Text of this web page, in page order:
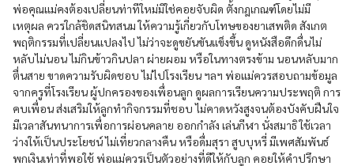
พ่อคุณแม่คงต้องเปลี่ยนท่าทีใหม่มิใช่คอยจับผิด ตั้งกฎเกณฑ์โดยไม่มี
เหตุผล ควรใกล้ชิดสนิทสนม ให้ความรู้เกี่ยวกับโทษของยาเสพติด สังเกต
พฤติกรรมที่เปลี่ยนแปลงไป ไม่ว่าจะดูขยันขันแข็งขึ้น ดูหนังสือดึกดื่นไม่
หลับไม่นอน ไม่กินข้าวกินปลา ผ่ายผอม หรือในทางตรงข้าม นอนหลับมาก
ตื่นสาย ขาดความรับผิดชอบ ไม่ไปโรงเรียน ฯลฯ พ่อแม่ควรสอบถามข้อมูล
จากครูที่โรงเรียน ผู้ปกครองของเพื่อนลูก ดูผลการเรียนความประพฤติ การ
คบเพื่อน ส่งเสริมให้ลูกทำกิจกรรมที่ชอบ ไม่คาดหวังสูงจนต้องบังคับฝืนใจ
มีเวลาสันทนาการเพื่อการผ่อนคลาย ออกกำลัง เล่นกีฬา นั่งสมาธิ ใช้เวลา
ว่างให้เป็นประโยชน์ ไม่เที่ยวกลางคืน หรือดื่มสุรา สูบบุหรี่ มีเพศสัมพันธ์
พกเงินเท่าที่พอใช้ พ่อแม่ควรเป็นตัวอย่างที่ดีให้กับลูก คอยให้คำปรึกษา